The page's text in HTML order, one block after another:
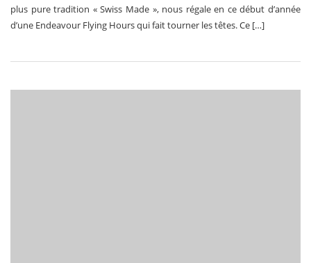
plus pure tradition « Swiss Made », nous régale en ce début d’année
d’une Endeavour Flying Hours qui fait tourner les têtes. Ce […]